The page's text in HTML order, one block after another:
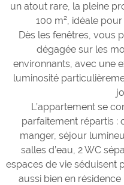
un atout rare, la pleine
100 m², idéale
Dès les fenêtres, vous
dégagée sur les
environnants, avec une
luminosité
L’appartement se
parfaitement répartis :
manger, séjour
salles d’eau, 2 WC
espaces de vie séduisent
aussi bien en